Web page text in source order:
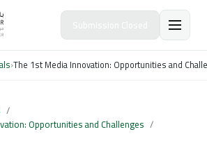
›The 1st Media Innovation: Opportunities and
/
Opportunities and Challenges /